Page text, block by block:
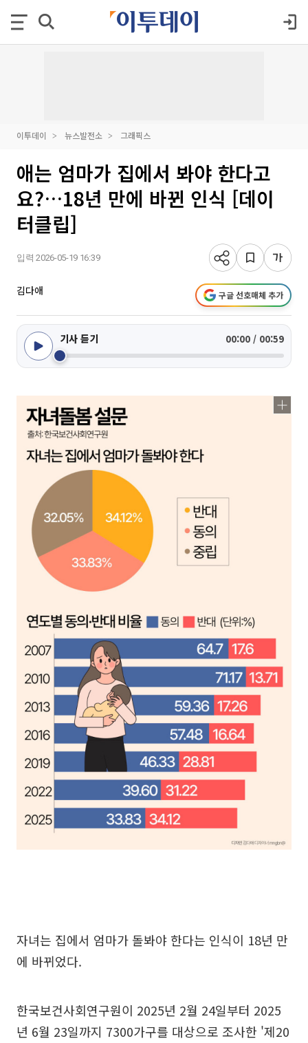
이투데이 뉴스발전소 그래픽스
애는 엄마가 집에서 봐야 한다고
요?…18년 만에 바뀐 인식 [데이
터클립]
입력 2026-05-19 16:39
김다애 구글 선호매체 추가
기사 듣기 00:00 / 00:59
자녀는 집에서 엄마가 돌봐야 한다는 인식이 18년 만
에 바뀌었다.
한국보건사회연구원이 2025년 2월 24일부터 2025
년 6월 23일까지 7300가구를 대상으로 조사한 '제20